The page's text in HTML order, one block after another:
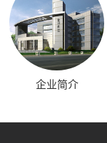
企业简介